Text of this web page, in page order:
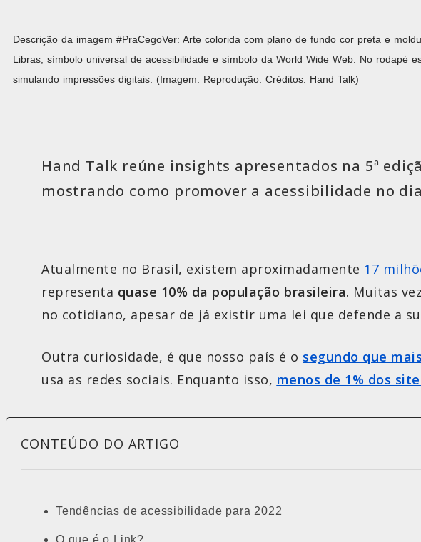
Descrição da imagem #PraCegoVer: Arte colorida com plano de fundo cor preta e
Libras, símbolo universal de acessibilidade e símbolo da World Wide Web. No rodapé
simulando impressões digitais. (Imagem: Reprodução. Créditos: Hand Talk)
Hand Talk reúne insights apresentados na 5ª
mostrando como promover a acessibilidade no
Atualmente no Brasil, existem aproximadamente 17
representa quase 10% da população brasileira. Muitas
no cotidiano, apesar de já existir uma lei que defende a
Outra curiosidade, é que nosso país é o segundo que
usa as redes sociais. Enquanto isso, menos de 1% dos
CONTEÚDO DO ARTIGO
Tendências de acessibilidade para 2022